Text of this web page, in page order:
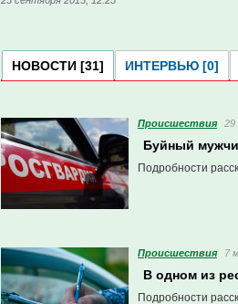
НОВОСТИ [31] ИНТЕРВЬЮ [0]
Проиcшествия 29
Буйный
Подробности
Проиcшествия 7
В одном из
Подробности